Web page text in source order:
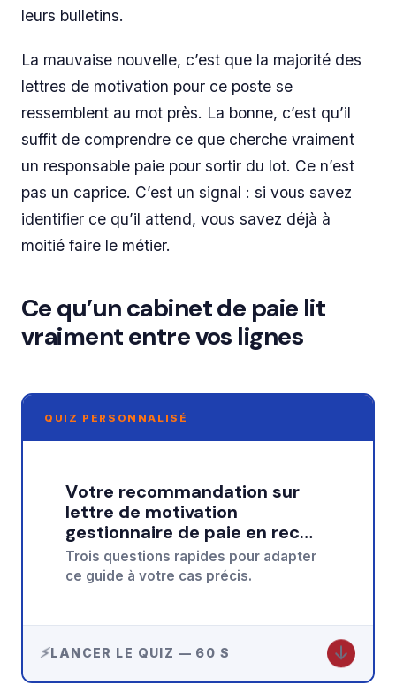
leurs bulletins.
La mauvaise nouvelle, c’est que la majorité des
lettres de motivation pour ce poste se
ressemblent au mot près. La bonne, c’est qu’il
suffit de comprendre ce que cherche vraiment
un responsable paie pour sortir du lot. Ce n’est
pas un caprice. C’est un signal : si vous savez
identifier ce qu’il attend, vous savez déjà à
moitié faire le métier.
Ce qu’un cabinet de paie lit
vraiment entre vos lignes
QUIZ PERSONNALISÉ
Votre recommandation sur
lettre de motivation
gestionnaire de paie en rec…
Trois questions rapides pour adapter
ce guide à votre cas précis.
LANCER LE QUIZ — 60 S ↓